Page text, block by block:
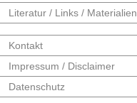
Literatur / Links / Materialien
Kontakt
Impressum / Disclaimer
Datenschutz